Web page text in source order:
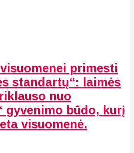
primesti
standartų“: laimės
nuo
gyvenimo būdo, kurį
visuomenė.